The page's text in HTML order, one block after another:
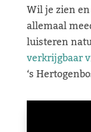
Wil je zien
allemaal
luisteren
verkrijgbaar
‘s